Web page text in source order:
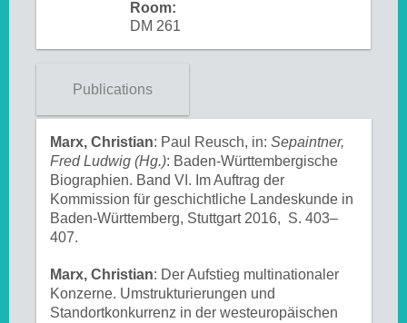
Room:
DM 261
Publications
Marx, Christian: Paul Reusch, in: Sepaintner,
Fred Ludwig (Hg.): Baden-Württembergische
Biographien. Band VI. Im Auftrag der
Kommission für geschichtliche Landeskunde in
Baden-Württemberg, Stuttgart 2016, S. 403–
407.
Marx, Christian: Der Aufstieg multinationaler
Konzerne. Umstrukturierungen und
Standortkonkurrenz in der westeuropäischen